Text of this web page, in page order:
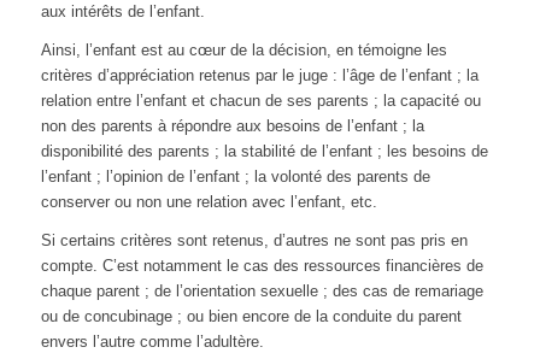
aux intérêts de l’enfant.
Ainsi, l’enfant est au cœur de la décision, en témoigne les
critères d’appréciation retenus par le juge : l’âge de l’enfant ; la
relation entre l’enfant et chacun de ses parents ; la capacité ou
non des parents à répondre aux besoins de l’enfant ; la
disponibilité des parents ; la stabilité de l’enfant ; les besoins de
l’enfant ; l’opinion de l’enfant ; la volonté des parents de
conserver ou non une relation avec l’enfant, etc.
Si certains critères sont retenus, d’autres ne sont pas pris en
compte. C’est notamment le cas des ressources financières de
chaque parent ; de l’orientation sexuelle ; des cas de remariage
ou de concubinage ; ou bien encore de la conduite du parent
envers l’autre comme l’adultère.